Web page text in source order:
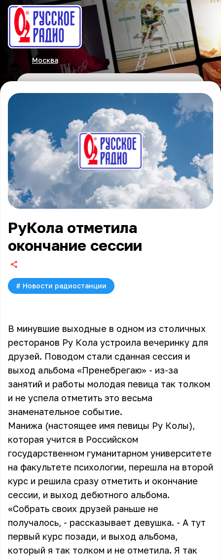
Москва
РуКола отметила
окончание сессии
# Новости радиостанции
В минувшие выходные в одном из столичных
ресторанов Ру Кола устроила вечеринку для
друзей. Поводом стали сданная сессия и
выход альбома «Пренебрегаю» - из-за
занятий и работы молодая певица так толком
и не успела отметить это весьма
знаменательное событие.
Манижа (настоящее имя певицы Ру Колы),
которая учится в Российском
государственном гуманитарном университете
на факультете психологии, перешла на второй
курс и решила сразу отметить и окончание
сессии, и выход дебютного альбома.
«Собрать своих друзей раньше не
получалось, - рассказывает девушка. - А тут
первый курс позади, и выход альбома,
который я так толком и не отметила. Я так